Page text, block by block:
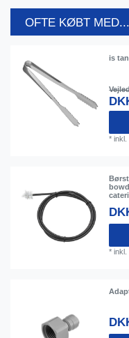
OFTE KØBT MED...
is
*inkl.
*inkl.